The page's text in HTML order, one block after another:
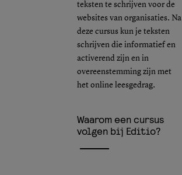
teksten te schrijven voor de
websites van organisaties. Na
deze cursus kun je teksten
schrijven die informatief en
activerend zijn en in
overeenstemming zijn met
het online leesgedrag.
Waarom een cursus
volgen bij Editio?